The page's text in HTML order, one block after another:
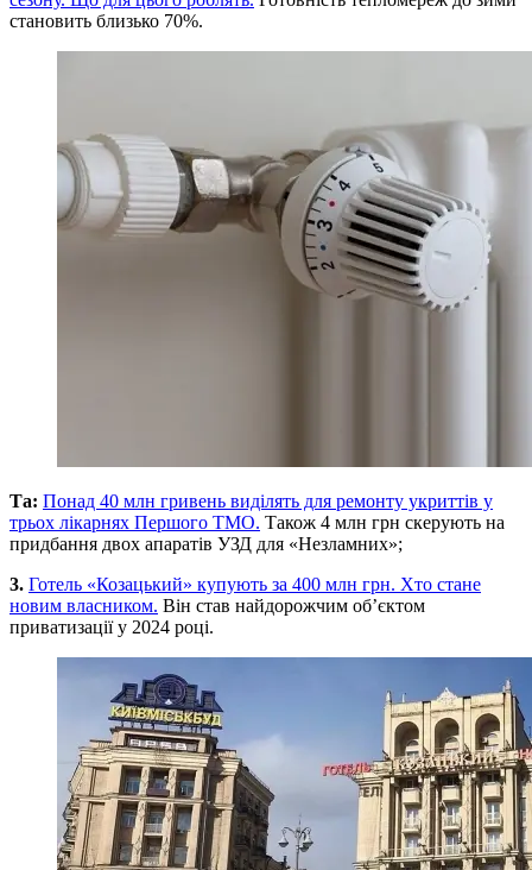
становить близько 70%.
Та: Понад 40 млн гривень виділять для ремонту укриттів у
трьох лікарнях Першого ТМО. Також 4 млн грн скерують на
придбання двох апаратів УЗД для «Незламних»;
3. Готель «Козацький» купують за 400 млн грн. Хто стане
новим власником. Він став найдорожчим об’єктом
приватизації у 2024 році.